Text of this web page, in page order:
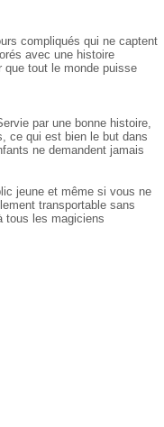
compliqués qui ne captent
avec une histoire
que tout le monde puisse
par une bonne histoire,
ce qui est bien le but dans
ne demandent jamais
jeune et même si vous ne
transportable sans
tous les magiciens